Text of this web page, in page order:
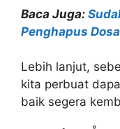
Baca Juga:
Penghapus
Lebih lanjut,
kita perbuat
baik segera